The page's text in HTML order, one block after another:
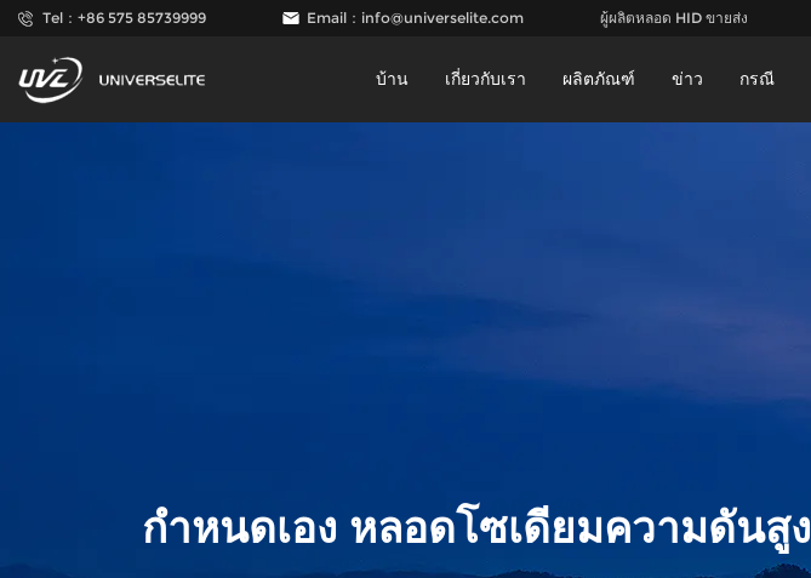
Tel：+86 575 85739999 Email： info@universelite.com ผู้ผลิตหลอด HID ขายส่ง
บ้าน เกี่ยวกับเรา ผลิตภัณฑ์ ข่าว กรณี
กำหนดเอง หลอดโซเดียมความดันสูง